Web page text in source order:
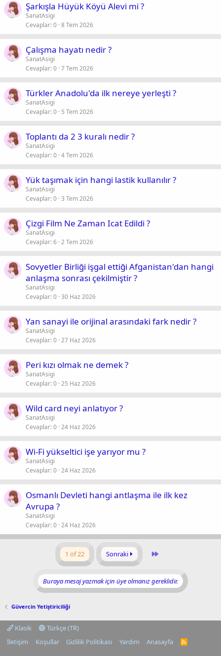
Şarkışla Hüyük Köyü Alevi mi ?
SanatAsigi
Cevaplar 0 8 Tem 2026
Çalışma hayatı nedir ?
SanatAsigi
Cevaplar 0 7 Tem 2026
Türkler Anadolu'da ilk nereye yerleşti ?
SanatAsigi
Cevaplar 0 5 Tem 2026
Toplantı da 2 3 kuralı nedir ?
SanatAsigi
Cevaplar 0 4 Tem 2026
Yük taşımak için hangi lastik kullanılır ?
SanatAsigi
Cevaplar 0 3 Tem 2026
Çizgi Film Ne Zaman Icat Edildi ?
SanatAsigi
Cevaplar 6 2 Tem 2026
Sovyetler Birliği işgal ettiği Afganistan'dan hangi
anlaşma sonrası çekilmiştir ?
SanatAsigi
Cevaplar 0 30 Haz 2026
Yan sanayi ile orijinal arasındaki fark nedir ?
SanatAsigi
Cevaplar 0 27 Haz 2026
Peri kızı olmak ne demek ?
SanatAsigi
Cevaplar 0 25 Haz 2026
Wild card neyi anlatıyor ?
SanatAsigi
Cevaplar 0 24 Haz 2026
Wi-Fi yükseltici işe yarıyor mu ?
SanatAsigi
Cevaplar 0 24 Haz 2026
Osmanlı Devleti hangi antlaşma ile ilk kez
Avrupa ?
SanatAsigi
Cevaplar 0 24 Haz 2026
1 of 22 Sonraki Last
Buraya mesaj yazmak için üye olmanız gereklidir.
Güvercin Yetiştiriciliği
Klasik
Türkçe (TR)
İletişim
Koşullar Gizlilik Politikası Yardım Anasayfa
R